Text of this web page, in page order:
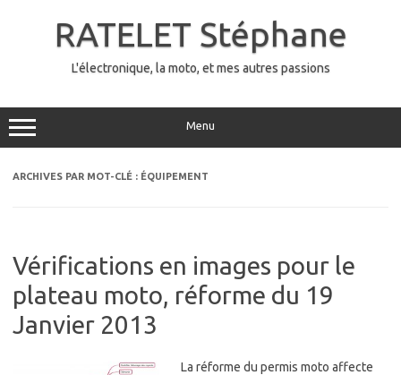
RATELET Stéphane
L'électronique, la moto, et mes autres passions
Menu
ARCHIVES PAR MOT-CLÉ : ÉQUIPEMENT
Vérifications en images pour le
plateau moto, réforme du 19
Janvier 2013
La réforme du permis moto affecte